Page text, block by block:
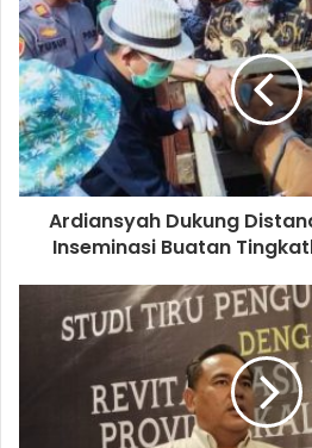
Ardiansyah Dukung
Inseminasi Buatan